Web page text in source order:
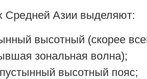
Средней Азии выделяют:
высотный (скорее
зональная волна);
высотный пояс;